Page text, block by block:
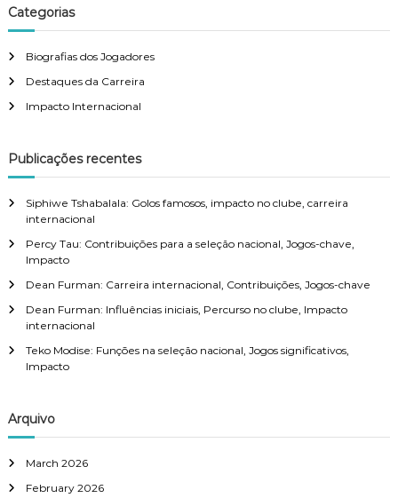
r
c
f
o
r
Categorias
Biografias dos Jogadores
Destaques da Carreira
Impacto Internacional
Publicações recentes
Siphiwe Tshabalala: Golos famosos, impacto no clube, carreira
internacional
Percy Tau: Contribuições para a seleção nacional, Jogos-chave,
Impacto
Dean Furman: Carreira internacional, Contribuições, Jogos-chave
Dean Furman: Influências iniciais, Percurso no clube, Impacto
internacional
Teko Modise: Funções na seleção nacional, Jogos significativos,
Impacto
Arquivo
March 2026
February 2026